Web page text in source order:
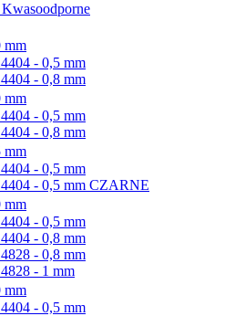
mm
- 0,5 mm
- 0,8 mm
mm
- 0,5 mm
- 0,8 mm
mm
- 0,5 mm
- 0,5 mm CZARNE
mm
- 0,5 mm
- 0,8 mm
- 0,8 mm
- 1 mm
mm
- 0,5 mm